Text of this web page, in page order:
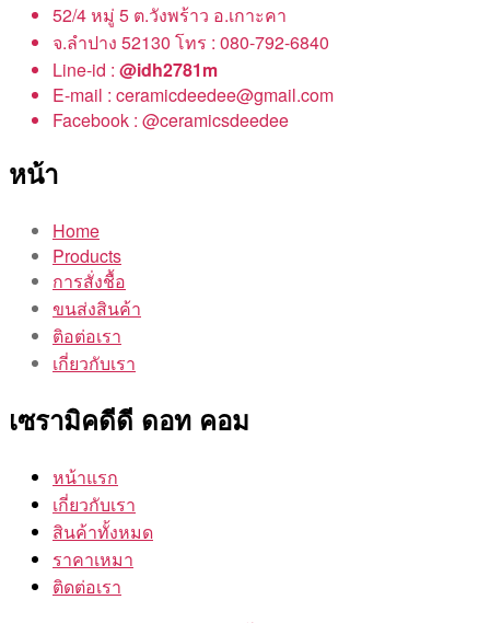
52/4 หมู่ 5 ต.วังพร้าว อ.เกาะคา
จ.ลำปาง 52130 โทร : 080-792-6840
Line-id : @idh2781m
E-mail : ceramicdeedee@gmail.com
Facebook : @ceramicsdeedee
หน้า
Home
Products
การสั่งชื้อ
ขนส่งสินค้า
ติอต่อเรา
เกี่ยวกับเรา
เซรามิคดีดี ดอท คอม
หน้าแรก
เกี่ยวกับเรา
สินค้าทั้งหมด
ราคาเหมา
ติดต่อเรา